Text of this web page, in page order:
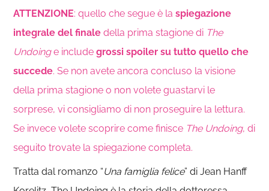
ATTENZIONE: quello che segue è laspiegazione
integrale del finale della prima stagione di The
Undoinge includegrossi spoiler su tutto quello che
succede. Se non avete ancora concluso la visione
della prima stagione o non volete guastarvi le
sorprese, vi consigliamo di non proseguire la lettura.
Se invece volete scoprire come finisce The Undoing, di
seguito trovate la spiegazione completa.
Tratta dal romanzo “Una famiglia felice” di Jean Hanff